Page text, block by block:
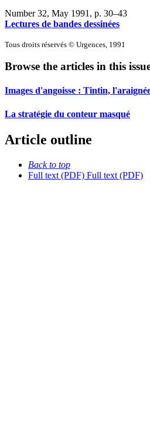
Number 32, May 1991 , p. 30–43
Lectures de bandes dessinées
Tous droits réservés © Urgences, 1991
Browse the articles in this
Images d'angoisse : Tintin,
La stratégie du conteur masqué
Article outline
Back to top
Full text (PDF) Full text (PDF)